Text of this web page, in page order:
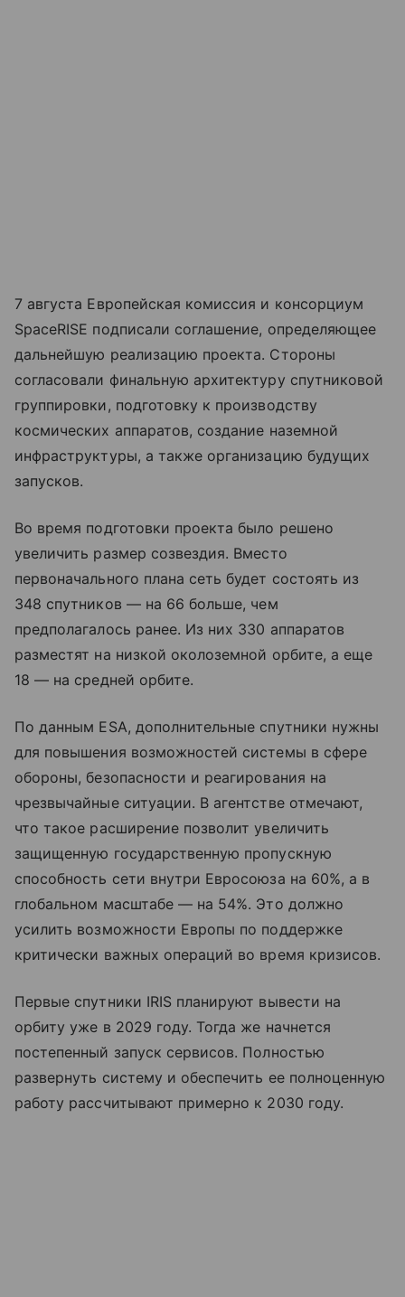
7 августа Европейская комиссия и консорциум
SpaceRISE подписали соглашение, определяющее
дальнейшую реализацию проекта. Стороны
согласовали финальную архитектуру спутниковой
группировки, подготовку к производству
космических аппаратов, создание наземной
инфраструктуры, а также организацию будущих
запусков.
Во время подготовки проекта было решено
увеличить размер созвездия. Вместо
первоначального плана сеть будет состоять из
348 спутников — на 66 больше, чем
предполагалось ранее. Из них 330 аппаратов
разместят на низкой околоземной орбите, а еще
18 — на средней орбите.
По данным ESA, дополнительные спутники нужны
для повышения возможностей системы в сфере
обороны, безопасности и реагирования на
чрезвычайные ситуации. В агентстве отмечают,
что такое расширение позволит увеличить
защищенную государственную пропускную
способность сети внутри Евросоюза на 60%, а в
глобальном масштабе — на 54%. Это должно
усилить возможности Европы по поддержке
критически важных операций во время кризисов.
Первые спутники IRIS планируют вывести на
орбиту уже в 2029 году. Тогда же начнется
постепенный запуск сервисов. Полностью
развернуть систему и обеспечить ее полноценную
работу рассчитывают примерно к 2030 году.